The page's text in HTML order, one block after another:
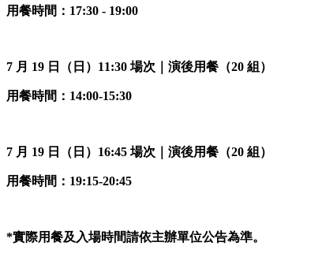
用餐時間：17:30 - 19:00
7 月 19 日（日）11:30 場次｜演後用餐（20 組）
用餐時間：14:00-15:30
7 月 19 日（日）16:45 場次｜演後用餐（20 組）
用餐時間：19:15-20:45
*實際用餐及入場時間請依主辦單位公告為準。